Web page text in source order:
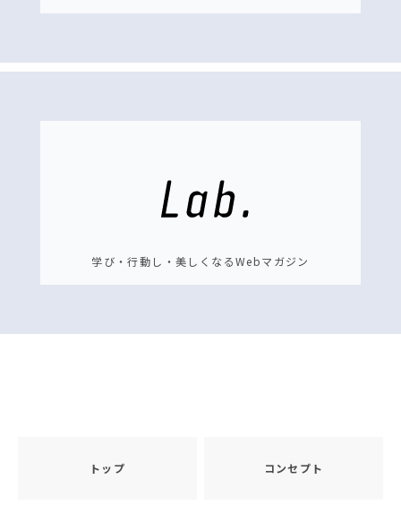
学び・行動し・美しくなるWebマガジン
トップ コンセプト